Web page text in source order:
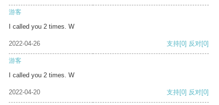
游客
I called you 2 times. W
2022-04-26 支持[0] 反对[0]
游客
I called you 2 times. W
2022-04-20 支持[0] 反对[0]